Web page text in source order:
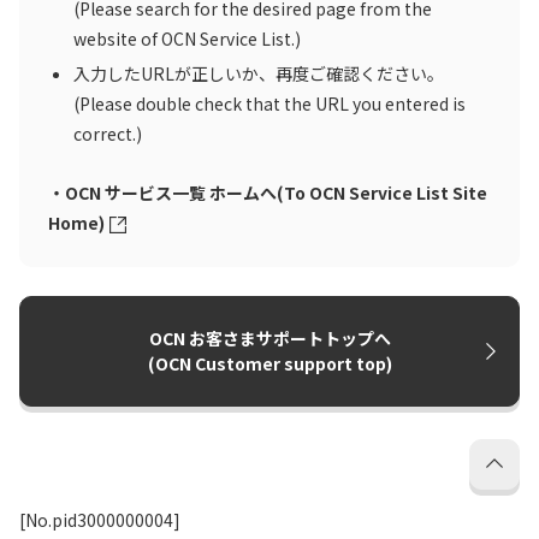
(Please search for the desired page from the
website of OCN Service List.)
入力したURLが正しいか、再度ご確認ください。
(Please double check that the URL you entered is
correct.)
・OCN サービス一覧 ホームへ(To OCN Service List Site
Home)
OCN お客さまサポートトップへ
(OCN Customer support top)
[No.pid3000000004]